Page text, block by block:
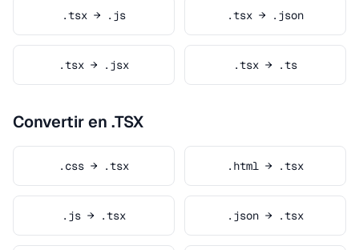
.tsx → .js .tsx → .json
.tsx → .jsx .tsx → .ts
Convertir en .TSX
.css → .tsx .html → .tsx
.js → .tsx .json → .tsx